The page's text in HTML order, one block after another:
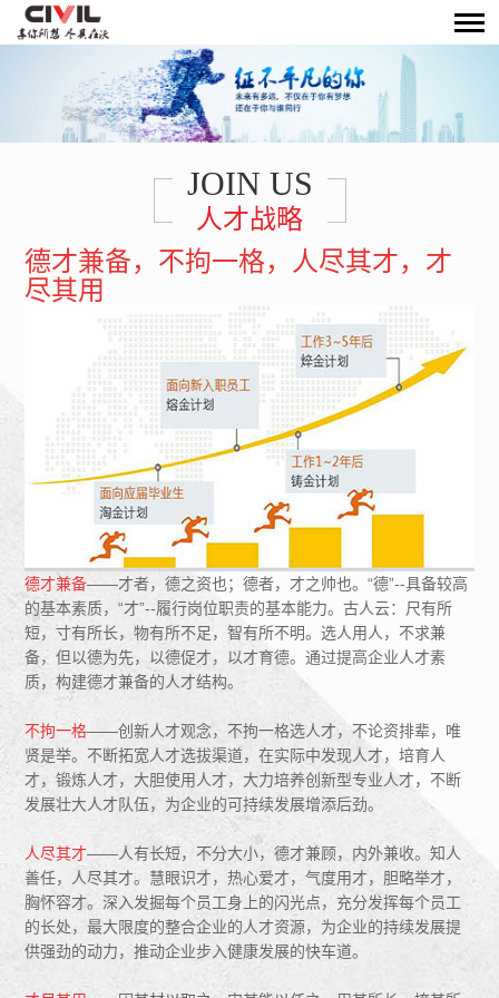
JOIN US
人才战略
德才兼备，不拘一格，人尽其才，才
尽其用
德才兼备——才者，德之资也；德者，才之帅也。“德”--具备较高
的基本素质，“才”--履行岗位职责的基本能力。古人云：尺有所
短，寸有所长，物有所不足，智有所不明。选人用人，不求兼
备，但以德为先，以德促才，以才育德。通过提高企业人才素
质，构建德才兼备的人才结构。
不拘一格——创新人才观念，不拘一格选人才，不论资排辈，唯
贤是举。不断拓宽人才选拔渠道，在实际中发现人才，培育人
才，锻炼人才，大胆使用人才，大力培养创新型专业人才，不断
发展壮大人才队伍，为企业的可持续发展增添后劲。
人尽其才——人有长短，不分大小，德才兼顾，内外兼收。知人
善任，人尽其才。慧眼识才，热心爱才，气度用才，胆略举才，
胸怀容才。深入发掘每个员工身上的闪光点，充分发挥每个员工
的长处，最大限度的整合企业的人才资源，为企业的持续发展提
供强劲的动力，推动企业步入健康发展的快车道。